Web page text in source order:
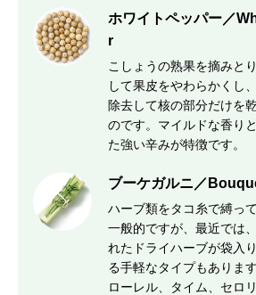
ホワイトペッパー／
r
こしょうの熟果を摘みと
して果皮をやわらかくし
除去して核の部分だけを
のです。マイルドな香り
た強い辛みが特徴です。
ブーケガルニ／
ハーブ類をタコ糸で縛っ
一般的ですが、最近では
れたドライハーブが袋入
る手軽なタイプもありま
ローレル、タイム、セロ